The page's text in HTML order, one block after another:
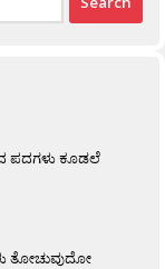
ಪದಗಳು ಕೂಡಲೆ
ತೋಚುವುದೋ